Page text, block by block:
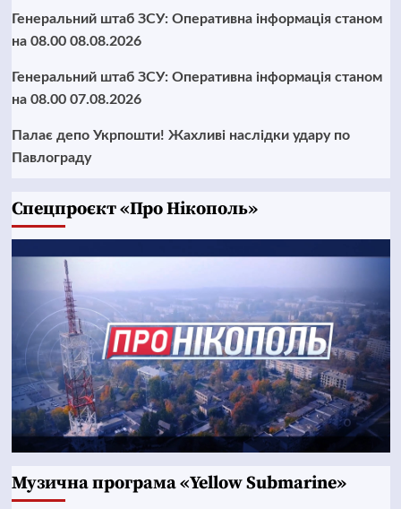
Генеральний штаб ЗСУ: Оперативна інформація станом
на 08.00 08.08.2026
Генеральний штаб ЗСУ: Оперативна інформація станом
на 08.00 07.08.2026
Палає депо Укрпошти! Жахливі наслідки удару по
Павлограду
Cпецпроєкт «Про Нікополь»
Музична програма «Yellow Submarine»